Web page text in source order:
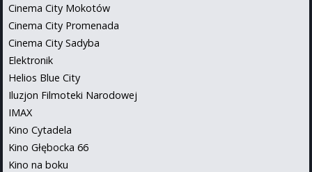
Cinema City Mokotów
Cinema City Promenada
Cinema City Sadyba
Elektronik
Helios Blue City
Iluzjon Filmoteki Narodowej
IMAX
Kino Cytadela
Kino Głębocka 66
Kino na boku